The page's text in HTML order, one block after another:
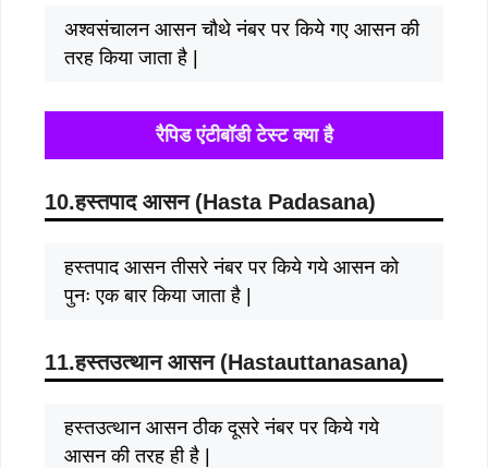
अश्वसंचालन आसन चौथे नंबर पर किये गए आसन की
तरह किया जाता है |
रैपिड एंटीबॉडी टेस्ट क्या है
10.हस्तपाद आसन (Hasta Padasana)
हस्तपाद आसन तीसरे नंबर पर किये गये आसन को
पुनः एक बार किया जाता है |
11.हस्तउत्थान आसन (Hastauttanasana)
हस्तउत्थान आसन ठीक दूसरे नंबर पर किये गये
आसन की तरह ही है |